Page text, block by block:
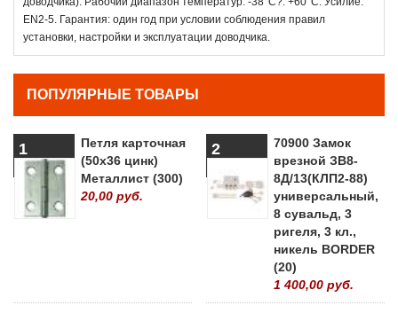
EN2-5. Гарантия: один год при условии соблюдения правил
установки, настройки и эксплуатации доводчика.
ПОПУЛЯРНЫЕ ТОВАРЫ
1
Петля карточная
(50х36 цинк)
Металлист (300)
20,00 руб.
2
70900 Замок
врезной ЗВ8-
8Д/13(КЛП2-88)
универсальный,
8 сувальд, 3
ригеля, 3 кл.,
никель BORDER
(20)
1 400,00 руб.